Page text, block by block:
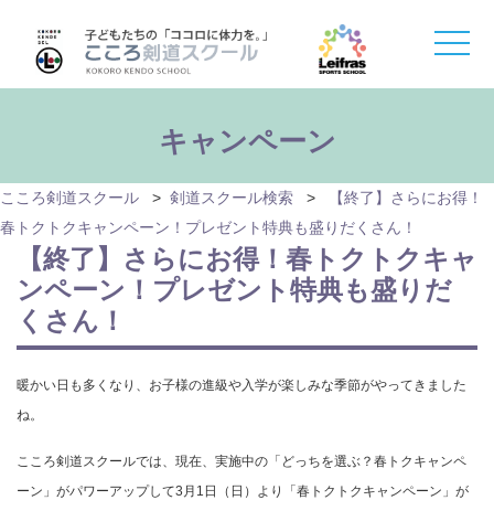
toggle
キャンペーン
こころ剣道スクール > 剣道スクール検索 >
【終了】さらにお得！
春トクトクキャンペーン！プレゼント特典も盛りだくさん！
【終了】さらにお得！春トクトクキャ
ンペーン！プレゼント特典も盛りだ
くさん！
暖かい日も多くなり、お子様の進級や入学が楽しみな季節がやってきました
ね。
こころ剣道スクールでは、現在、実施中の「どっちを選ぶ？春トクキャンペ
ーン」がパワーアップして3月1日（日）より「春トクトクキャンペーン」が